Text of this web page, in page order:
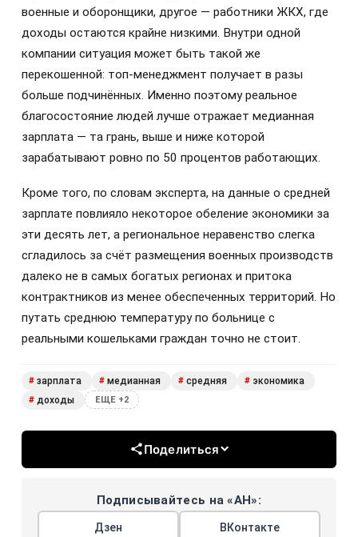
военные и оборонщики, другое — работники ЖКХ, где
доходы остаются крайне низкими. Внутри одной
компании ситуация может быть такой же
перекошенной: топ-менеджмент получает в разы
больше подчинённых. Именно поэтому реальное
благосостояние людей лучше отражает медианная
зарплата — та грань, выше и ниже которой
зарабатывают ровно по 50 процентов работающих.
Кроме того, по словам эксперта, на данные о средней
зарплате повлияло некоторое обеление экономики за
эти десять лет, а региональное неравенство слегка
сгладилось за счёт размещения военных производств
далеко не в самых богатых регионах и притока
контрактников из менее обеспеченных территорий. Но
путать среднюю температуру по больнице с
реальными кошельками граждан точно не стоит.
# зарплата # медианная # средняя # экономика
# доходы ЕЩЕ +2
Поделиться
Подписывайтесь на «АН»:
Дзен ВКонтакте